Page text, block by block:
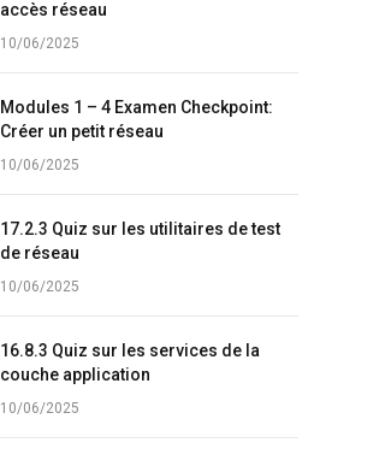
accès réseau
10/06/2025
Modules 1 – 4 Examen Checkpoint:
Créer un petit réseau
10/06/2025
17.2.3 Quiz sur les utilitaires de test
de réseau
10/06/2025
16.8.3 Quiz sur les services de la
couche application
10/06/2025